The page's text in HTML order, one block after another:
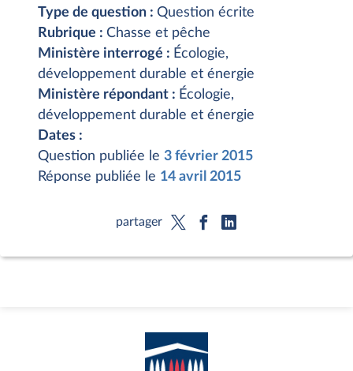
Type de question : Question écrite
Rubrique : Chasse et pêche
Ministère interrogé : Écologie,
développement durable et énergie
Ministère répondant : Écologie,
développement durable et énergie
Dates :
Question publiée le 3 février 2015
Réponse publiée le 14 avril 2015
partager